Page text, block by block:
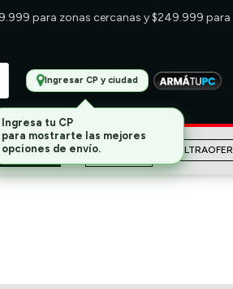
para zonas cercanas y $249.999
Ingresar CP y ciudad
MARCAS
Ingresa tu CP
para mostrarte las mejores
opciones de envío.